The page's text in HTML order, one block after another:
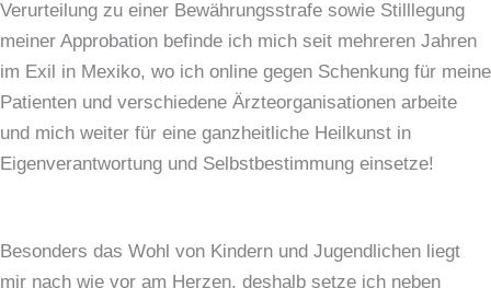
Verurteilung zu einer Bewährungsstrafe sowie Stilllegung
meiner Approbation befinde ich mich seit mehreren Jahren
im Exil in Mexiko, wo ich online gegen Schenkung für meine
Patienten und verschiedene Ärzteorganisationen arbeite
und mich weiter für eine ganzheitliche Heilkunst in
Eigenverantwortung und Selbstbestimmung einsetze!
Besonders das Wohl von Kindern und Jugendlichen liegt
mir nach wie vor am Herzen, deshalb setze ich neben